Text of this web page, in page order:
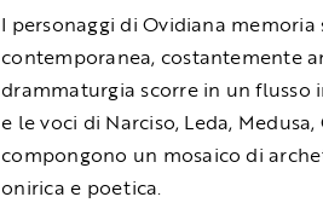
I personaggi di Ovidiana
contemporanea, costantemente
drammaturgia scorre in un
e le voci di Narciso, Leda,
compongono un mosaico di
onirica e poetica.